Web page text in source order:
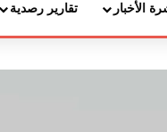
الأخبار تقارير رصدية